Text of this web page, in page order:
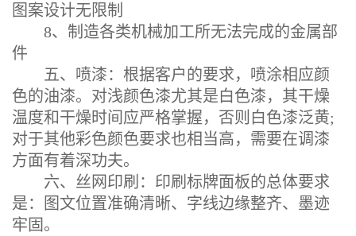
图案设计无限制
8、制造各类机械加工所无法完成的金属部
件
五、喷漆：根据客户的要求，喷涂相应颜
色的油漆。对浅颜色漆尤其是白色漆，其干燥
温度和干燥时间应严格掌握，否则白色漆泛黄;
对于其他彩色颜色要求也相当高，需要在调漆
方面有着深功夫。
六、丝网印刷：印刷标牌面板的总体要求
是：图文位置准确清晰、字线边缘整齐、墨迹
牢固。